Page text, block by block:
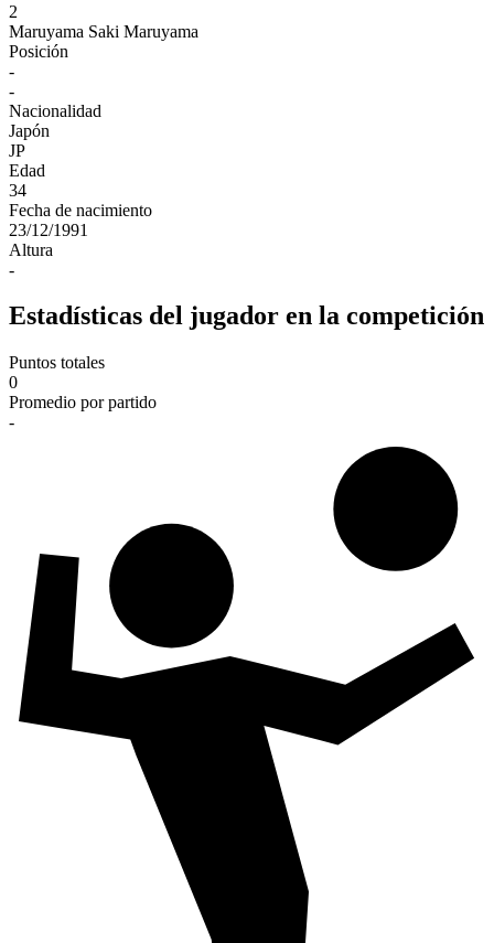
2
Maruyama Saki Maruyama
Posición
-
-
Nacionalidad
Japón
JP
Edad
34
Fecha de nacimiento
23/12/1991
Altura
-
Estadísticas del jugador en la competición
Puntos totales
0
Promedio por partido
-